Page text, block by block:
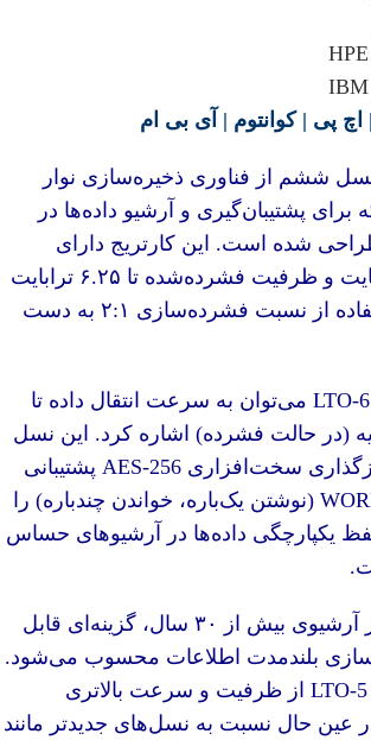
اچ پی |کوانتوم | آی بی ام
فناوری ذخیره‌سازی نوار
برای پشتیبان‌گیری و آرشیو داده‌ها در
شده است. این کارتریج دارای
ظرفیت خام ۳ ترابایت و ظرفیت فشرده‌شده تا ۶.۲۵ ترابایت
می‌باشد، که با استفاده از نسبت فشرده‌سازی ۲:۱ به دست
از ویژگی‌های مهم LTO-6 می‌توان به سرعت انتقال داده تا
ثانیه (در حالت فشرده) اشاره کرد. این نسل
از کارتریج‌ها از رمزگذاری سخت‌افزاری AES-256 پشتیبانی
می‌کند و قابلیت WORM (نوشتن یک‌باره، خواندن چندباره) را
یکپارچگی داده‌ها در آرشیوهای حساس
LTO-6 با طول عمر آرشیوی بیش از ۳۰ سال، گزینه‌ای قابل
بلندمدت اطلاعات محسوب می‌شود.
این نسل نسبت به LTO-5 از ظرفیت و سرعت بالاتری
عین حال نسبت به نسل‌های جدیدتر مانند